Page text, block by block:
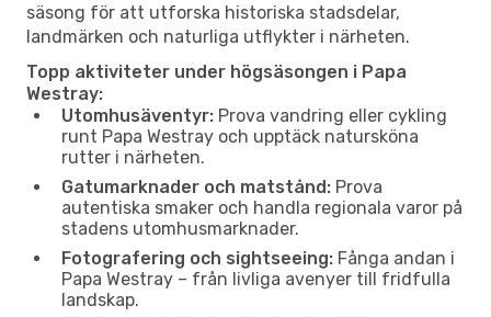
säsong för att utforska historiska stadsdelar,
landmärken och naturliga utflykter i närheten.
Topp aktiviteter under högsäsongen i Papa
Westray:
Utomhusäventyr: Prova vandring eller cykling
runt Papa Westray och upptäck natursköna
rutter i närheten.
Gatumarknader och matstånd: Prova
autentiska smaker och handla regionala varor på
stadens utomhusmarknader.
Fotografering och sightseeing: Fånga andan i
Papa Westray – från livliga avenyer till fridfulla
landskap.